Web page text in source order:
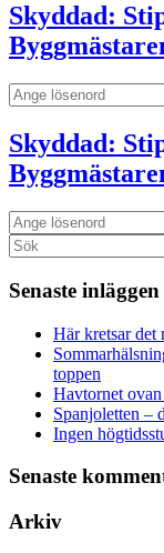
Skyddad:
Skyddad:
Sök
efter:
Senaste inläggen
Här kretsar det
toppen
Havtornet
Spanjoletten –
Ingen
Senaste
Arkiv